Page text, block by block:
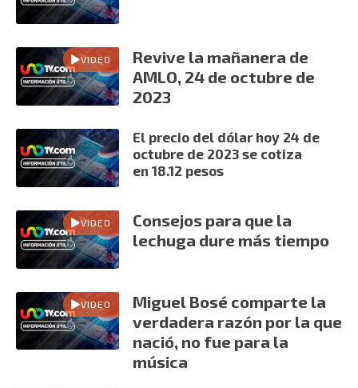
VIDEO
Revive la mañanera de
AMLO, 24 de octubre de
2023
El precio del dólar hoy 24 de
octubre de 2023 se cotiza
en 18.12 pesos
VIDEO
Consejos para que la
lechuga dure más tiempo
VIDEO
Miguel Bosé comparte la
verdadera razón por la que
nació, no fue para la
música